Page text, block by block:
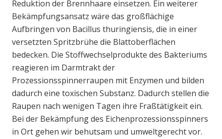
Reduktion der Brennhaare einsetzen. Ein weiterer
Bekämpfungsansatz wäre das großflächige
Aufbringen von Bacillus thuringiensis, die in einer
versetzten Spritzbrühe die Blattoberflächen
bedecken. Die Stoffwechselprodukte des Bakteriums
reagieren im Darmtrakt der
Prozessionsspinnerraupen mit Enzymen und bilden
dadurch eine toxischen Substanz. Dadurch stellen die
Raupen nach wenigen Tagen ihre Fraßtätigkeit ein.
Bei der Bekämpfung des Eichenprozessionsspinners
in Ort gehen wir behutsam und umweltgerecht vor.